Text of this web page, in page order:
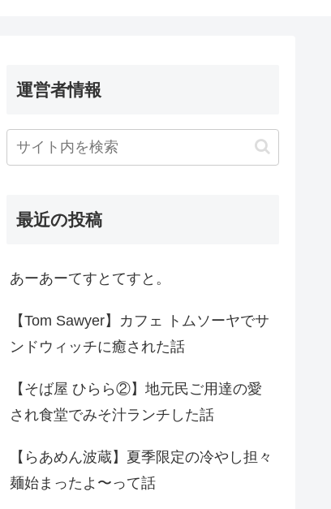
運営者情報
最近の投稿
あーあーてすとてすと。
【Tom Sawyer】カフェ トムソーヤでサ
ンドウィッチに癒された話
【そば屋 ひらら②】地元民ご用達の愛
され食堂でみそ汁ランチした話
【らあめん波蔵】夏季限定の冷やし担々
麺始まったよ〜って話